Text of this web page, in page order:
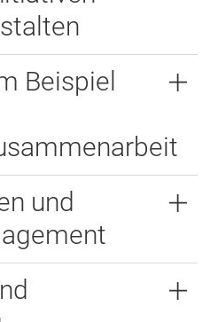
Beispiel
und